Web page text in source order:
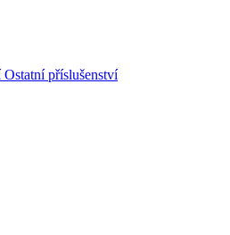
Ostatní příslušenství